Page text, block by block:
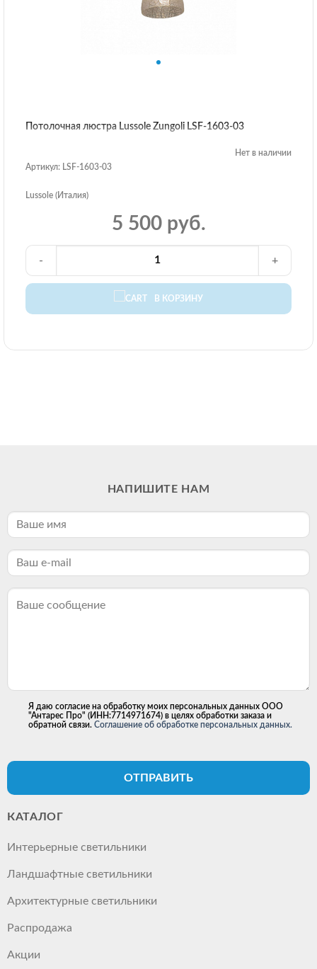
Потолочная люстра Lussole Zungoli LSF-1603-03
Нет в наличии
Артикул: LSF-1603-03
Lussole (Италия)
5 500 руб.
В КОРЗИНУ
- +
НАПИШИТЕ НАМ
Я даю согласие на обработку моих персональных данных ООО
"Антарес Про" (ИНН:7714971674) в целях обработки заказа и
обратной связи. Соглашение об обработке персональных данных.
ОТПРАВИТЬ
КАТАЛОГ
Интерьерные светильники
Ландшафтные светильники
Архитектурные светильники
Распродажа
Акции